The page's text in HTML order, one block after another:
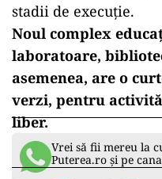
stadii de execuţie.
Noul complex
laboratoare,
asemenea, are o
verzi, pentru
liber.
Vrei să fii mereu la
Puterea.ro și pe